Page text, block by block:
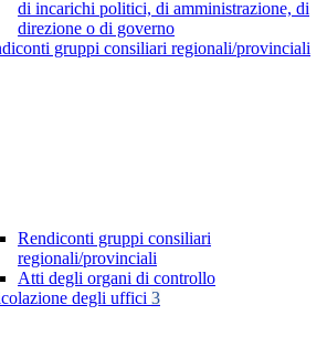
di incarichi politici, di amministrazione, di
direzione o di governo
gruppi consiliari regionali/provinciali
Rendiconti gruppi consiliari
regionali/provinciali
Atti degli organi di controllo
degli uffici 3